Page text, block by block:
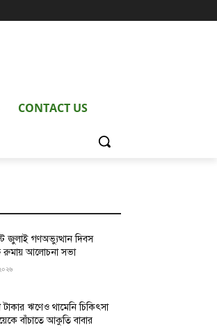
CONTACT US
জুলাই গণঅভ্যুত্থান দিবস
রুমায় আলোচনা সভা
টাকার ঋণেও থামেনি চিকিৎসা
বাঁচাতে আকুতি বাবার